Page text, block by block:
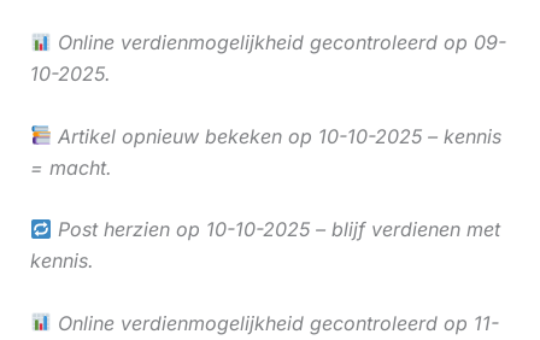
Online verdienmogelijkheid gecontroleerd op 09-
10-2025.
Artikel opnieuw bekeken op 10-10-2025 – kennis
= macht.
Post herzien op 10-10-2025 – blijf verdienen met
kennis.
Online verdienmogelijkheid gecontroleerd op 11-